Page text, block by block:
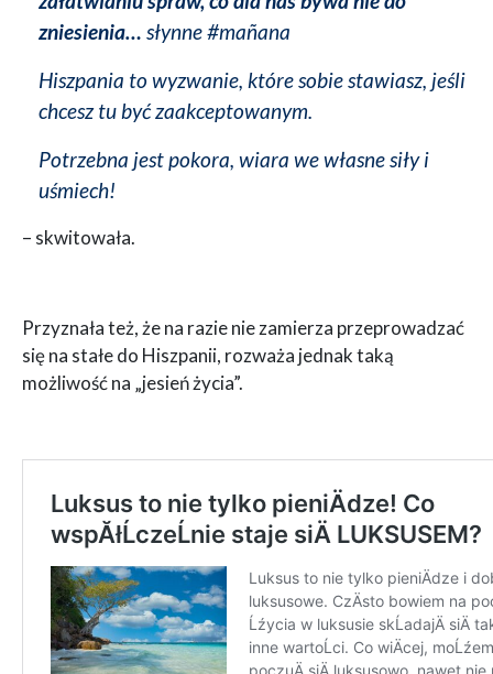
zniesienia… słynne #mañana
Hiszpania to wyzwanie, które sobie stawiasz, jeśli
chcesz tu być zaakceptowanym.
Potrzebna jest pokora, wiara we własne siły i
uśmiech!
– skwitowała.
Przyznała też, że na razie nie zamierza przeprowadzać
się na stałe do Hiszpanii, rozważa jednak taką
możliwość na „jesień życia”.